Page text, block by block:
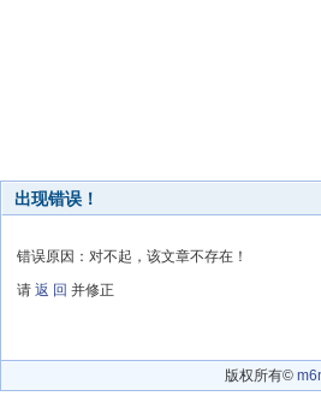
出现错误！
错误原因：对不起，该文章不存在！
请 返 回 并修正
版权所有©